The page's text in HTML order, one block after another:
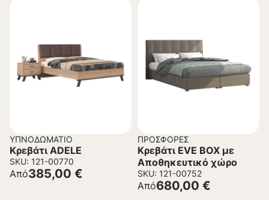
ΥΠΝΟΔΩΜΆΤΙΟ
Κρεβάτι ADELE
SKU: 121-00770
Από385,00 €
ΠΡΟΣΦΟΡΈΣ
Κρεβάτι EVE BOX με
Αποθηκευτικό χώρο
SKU: 121-00752
Από680,00 €